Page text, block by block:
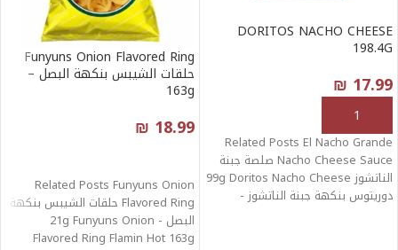
DORITOS NACHO CHEESE
198.4G
₪ 17.99
إضافة إلى السلة
Related Posts El Nacho Grande
Nacho Cheese Sauce صلصة جبنة
الناتشوز 99g Doritos Nacho Cheese
دوريتوس بنكهة جبنة الناتشوز -
Funyuns Onion Flavored Ring
حلقات الشيبس بنكهة البصل –
163g
₪ 18.99
Related Posts Funyuns Onion
Flavored Ring حلقات الشيبس بنكهة
البصل - 21g Funyuns Onion
Flavored Ring Flamin Hot 163g